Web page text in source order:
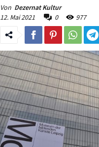
Von Dezernat Kultur
12. Mai 2021
0 977